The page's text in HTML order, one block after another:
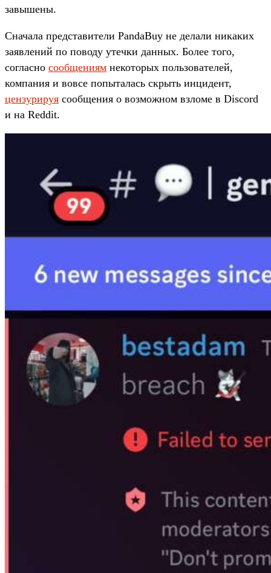
завышены.
Сначала представители PandaBuy не делали никаких
заявлений по поводу утечки данных. Более того,
согласно сообщениям некоторых пользователей,
компания и вовсе попыталась скрыть инцидент,
цензурируя сообщения о возможном взломе в Discord
и на Reddit.